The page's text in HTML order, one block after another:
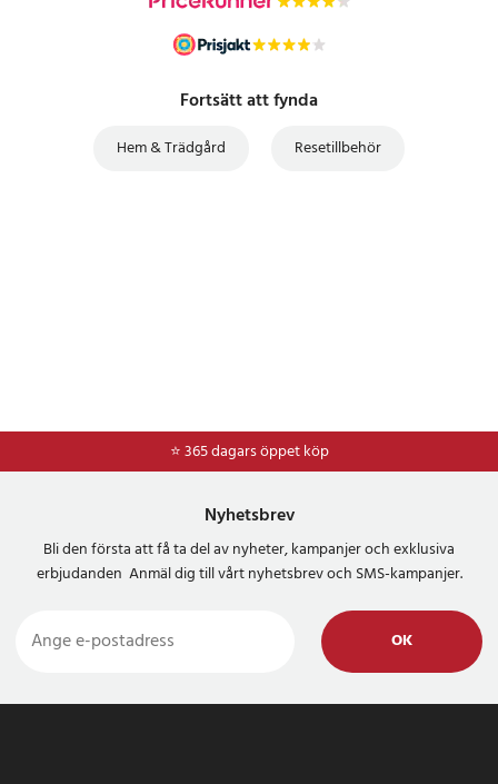
Fortsätt att fynda
Hem & Trädgård Resetillbehör
⭐ 365 dagars öppet köp
⭐Frakt 49kr *
Nyhetsbrev
Bli den första att få ta del av nyheter, kampanjer och exklusiva
erbjudanden Anmäl dig till vårt nyhetsbrev och SMS-kampanjer.
OK